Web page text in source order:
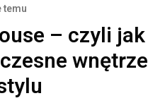
temu
– czyli jak
wnętrze